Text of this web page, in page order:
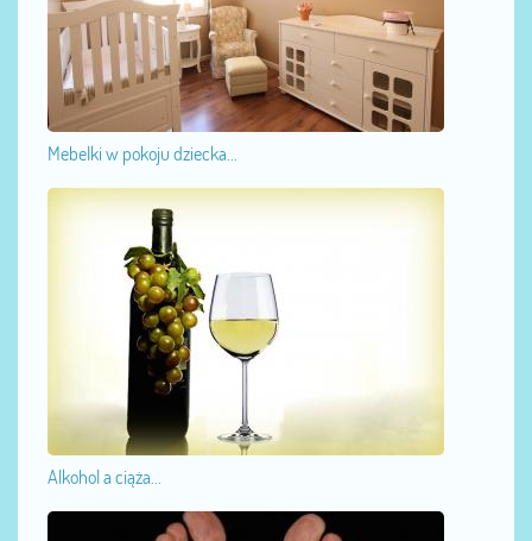
Mebelki w pokoju dziecka...
Alkohol a ciąża...